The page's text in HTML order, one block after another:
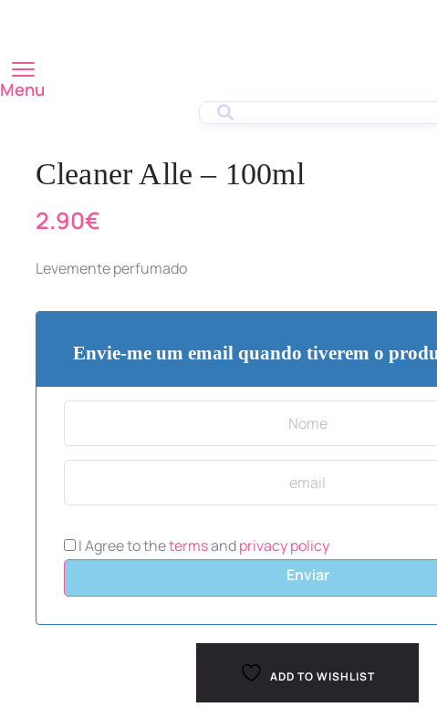
Menu
Cleaner Alle – 100ml
2.90€
Levemente perfumado
Envie-me um email quando tiverem o
I Agree to thetermsandprivacy policy
Enviar
ADD TO WISHLIST